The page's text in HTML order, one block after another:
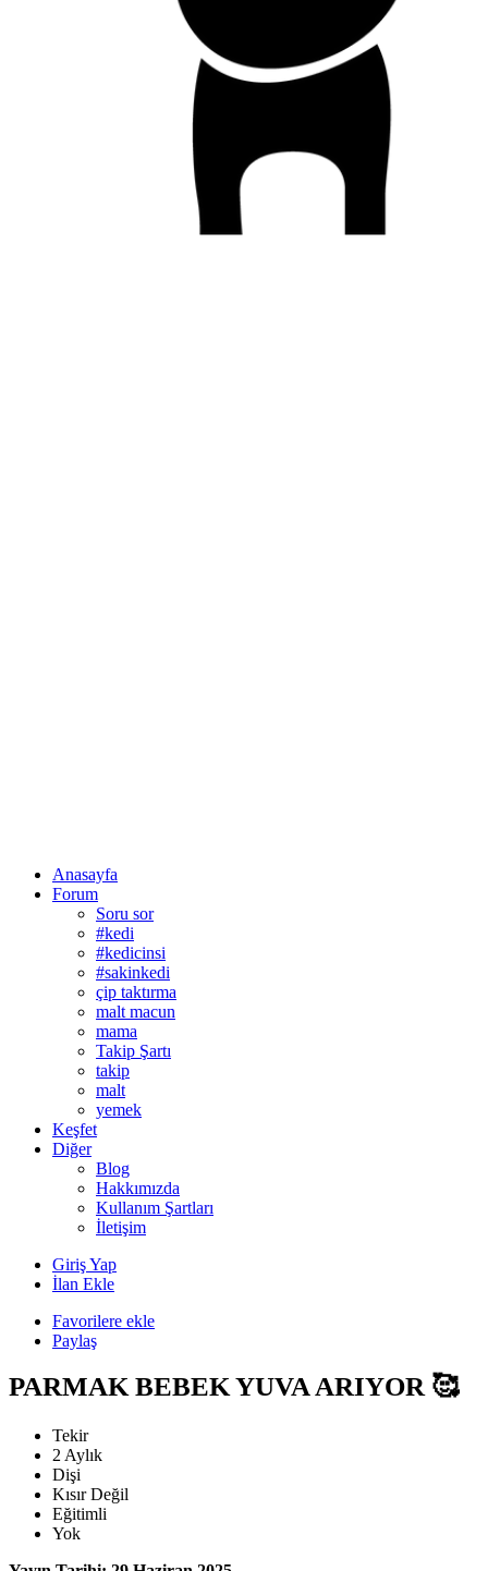
Anasayfa
Forum
Soru sor
#kedi
#kedicinsi
#sakinkedi
çip taktırma
malt macun
mama
Takip Şartı
takip
malt
yemek
Keşfet
Diğer
Blog
Hakkımızda
Kullanım Şartları
İletişim
Giriş Yap
İlan Ekle
Favorilere ekle
Paylaş
PARMAK BEBEK YUVA ARIYOR 🥰
Tekir
2 Aylık
Dişi
Kısır Değil
Eğitimli
Yok